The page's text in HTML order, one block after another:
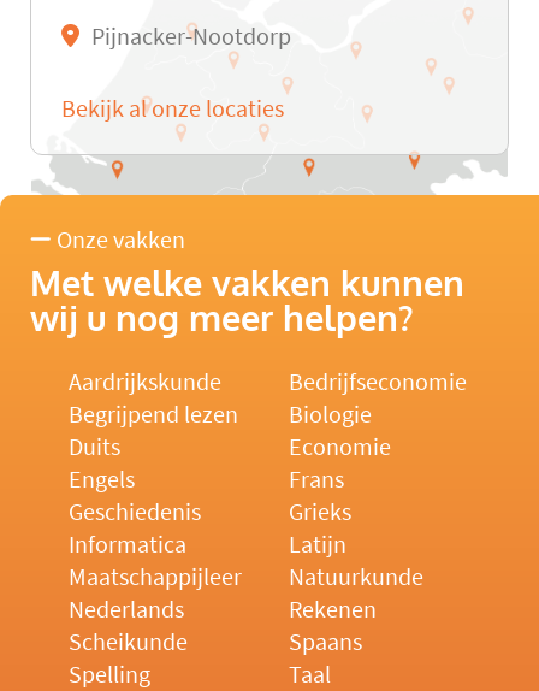
Pijnacker-Nootdorp
Bekijk al onze locaties
Onze vakken
Met welke vakken kunnen
wij u nog meer helpen?
Aardrijkskunde
Bedrijfseconomie
Begrijpend lezen
Biologie
Duits
Economie
Engels
Frans
Geschiedenis
Grieks
Informatica
Latijn
Maatschappijleer
Natuurkunde
Nederlands
Rekenen
Scheikunde
Spaans
Spelling
Taal